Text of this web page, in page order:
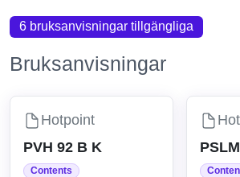
manualer för olika modeller,
varianter som PVH 92 B K,
HSFX.1/1, vilket hjälper dig att
prestandan och livslängden på
6 bruksanvisningar tillgängliga
Bruksanvisningar
Hotpoint
PVH 92 B K
Contents